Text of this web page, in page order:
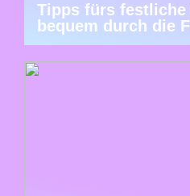
Tipps fürs
bequem durch die